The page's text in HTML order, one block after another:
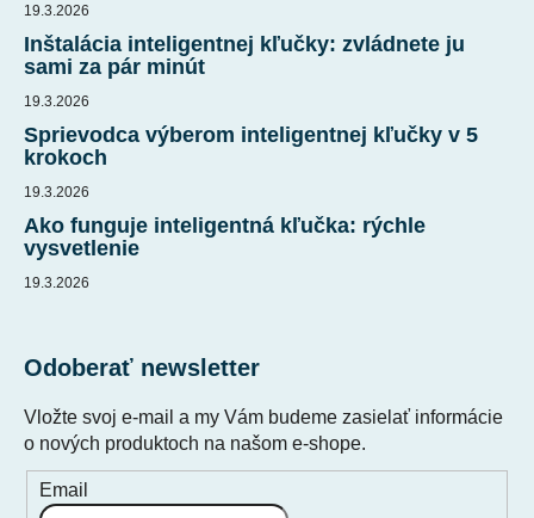
19.3.2026
Inštalácia inteligentnej kľučky: zvládnete ju
sami za pár minút
19.3.2026
Sprievodca výberom inteligentnej kľučky v 5
krokoch
19.3.2026
Ako funguje inteligentná kľučka: rýchle
vysvetlenie
19.3.2026
Odoberať newsletter
Vložte svoj e-mail a my Vám budeme zasielať informácie
o nových produktoch na našom e-shope.
Email